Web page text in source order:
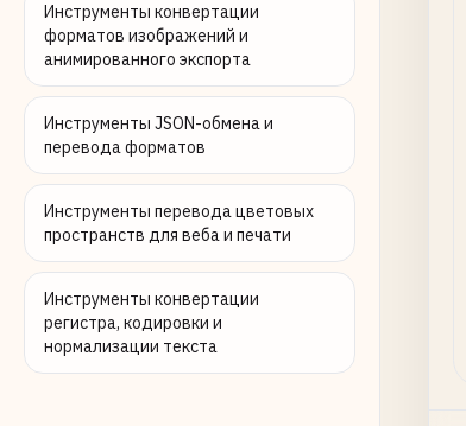
Инструменты конвертации
форматов изображений и
анимированного экспорта
Инструменты JSON-обмена и
перевода форматов
Инструменты перевода цветовых
пространств для веба и печати
Инструменты конвертации
регистра, кодировки и
нормализации текста